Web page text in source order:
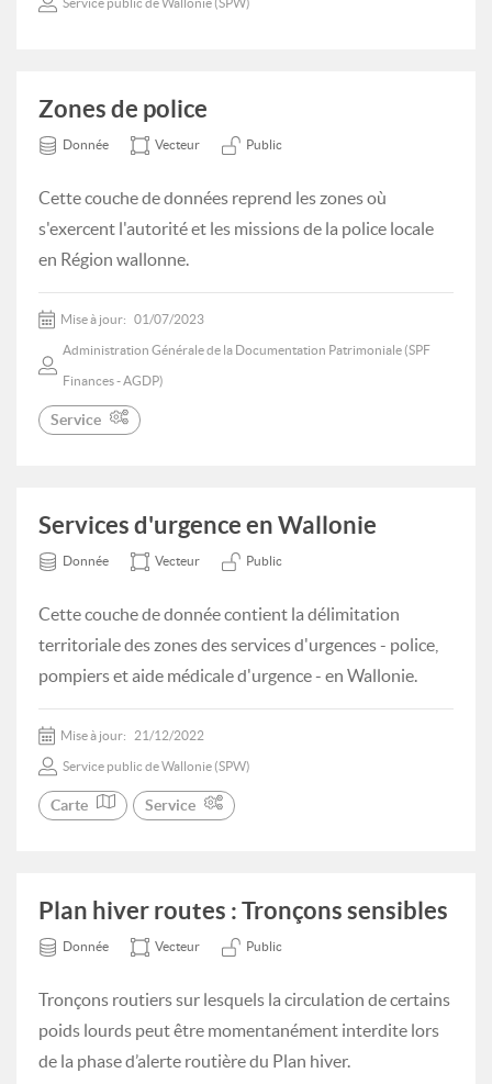
Zones de police
Donnée Vecteur Public
Cette couche de données reprend les zones où
s'exercent l'autorité et les missions de la police locale
en Région wallonne.
Mise à jour: 01/07/2023
Administration Générale de la Documentation Patrimoniale (SPF
Finances - AGDP)
Service
Services d'urgence en Wallonie
Donnée Vecteur Public
Cette couche de donnée contient la délimitation
territoriale des zones des services d'urgences - police,
pompiers et aide médicale d'urgence - en Wallonie.
Mise à jour: 21/12/2022
Service public de Wallonie (SPW)
Carte Service
Plan hiver routes : Tronçons sensibles
Donnée Vecteur Public
Tronçons routiers sur lesquels la circulation de certains
poids lourds peut être momentanément interdite lors
de la phase d’alerte routière du Plan hiver.